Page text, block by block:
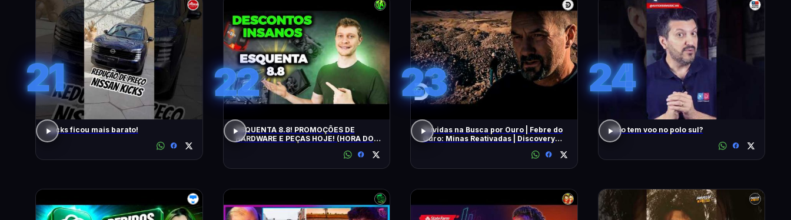
21
Kicks ficou mais barato!
22
ESQUENTA 8.8! PROMOÇÕES DE
HARDWARE E PEÇAS HOJE! (HORA DO
23
Dúvidas na Busca por Ouro | Febre do
Ouro: Minas Reativadas | Discovery
24
Não tem voo no polo sul?